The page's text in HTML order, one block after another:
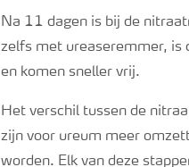
Na 11 dagen is bij de
zelfs met ureaseremmer, is
en komen sneller vrij.
Het verschil tussen de
zijn voor ureum meer
worden. Elk van deze